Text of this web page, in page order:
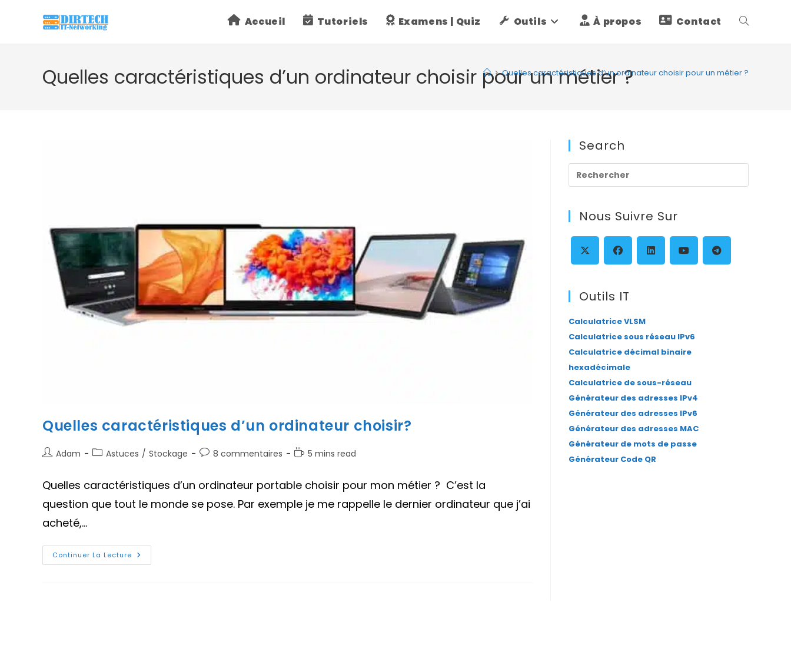
Accueil Tutoriels Examens | Quiz Outils À propos Contact Toggle
Quelles caractéristiques d’un ordinateur choisir pour un métier ?
> Quelles caractéristiques d’un ordinateur choisir pour un métier ?
Quelles caractéristiques d’un ordinateur choisir?
Auteur/autrice
publication :
Adam
PostAstuces / Stockage
Commentaires
publication :
8 commentaires
Temps5 mins read
Quelles caractéristiques d’un ordinateur portable choisir pour mon métier ? C’est la
question que tout le monde se pose. Par exemple je me rappelle le dernier ordinateur que j’ai
acheté,…
Continuer La Lecture Quelles
Caractéristiques
Search
Escape
Nous Suivre Sur
dans
un
nouvel
onglet
dans
nouvel
onglet
nouvel
onglet onglet
Outils IT
Calculatrice VLSM
Calculatrice sous réseau IPv6
Calculatrice décimal binaire
hexadécimale
Calculatrice de sous-réseau
Générateur des adresses IPv4
Générateur des adresses IPv6
Générateur des adresses MAC
Générateur de mots de passe
Générateur Code QR